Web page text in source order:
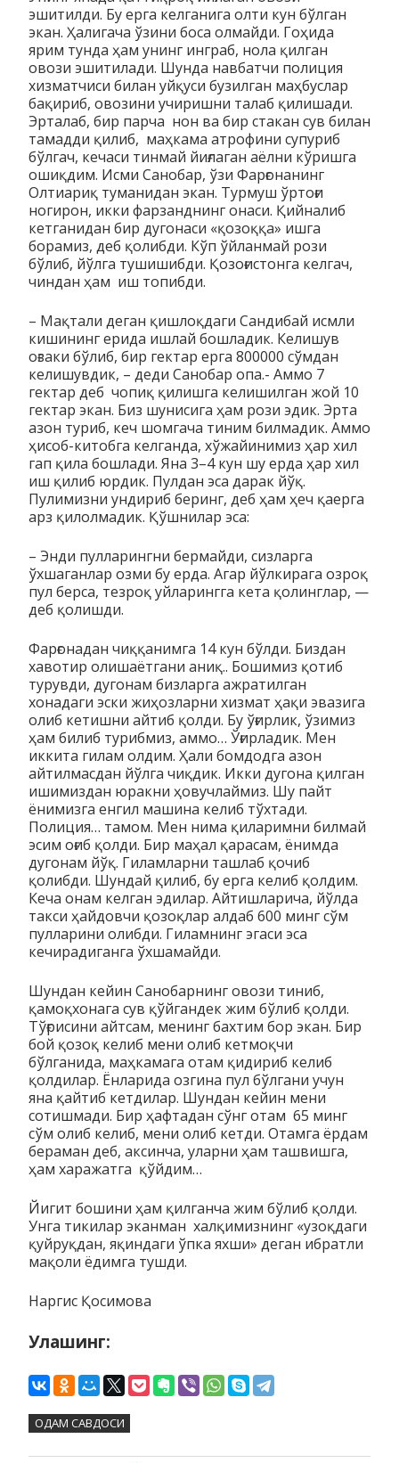
эшитилди. Бу ерга келганига олти кун бўлган
экан. Ҳалигача ўзини боса олмайди. Гоҳида
ярим тунда ҳам унинг инграб, нола қилган
овози эшитилади. Шунда навбатчи полиция
хизматчиси билан уйқуси бузилган маҳбуслар
бақириб, овозини учиришни талаб қилишади.
Эрталаб, бир парча нон ва бир стакан сув билан
тамадди қилиб, маҳкама атрофини супуриб
бўлгач, кечаси тинмай йиғлаган аёлни кўришга
ошиқдим. Исми Санобар, ўзи Фарғонанинг
Олтиариқ туманидан экан. Турмуш ўртоғи
ногирон, икки фарзанднинг онаси. Қийналиб
кетганидан бир дугонаси «қо­зоққа» ишга
борамиз, деб қолибди. Кўп ўйланмай рози
бўлиб, йўлга тушишибди. Қозоғистонга келгач,
чиндан ҳам иш топибди.
– Мақтали деган қишлоқдаги Сандибай исмли
кишининг ерида ишлай бошладик. Ке­лишув
оғзаки бўлиб, бир гектар ерга 800000 сўмдан
келишувдик, – деди Санобар опа.- Аммо 7
гектар деб чопиқ қилишга келишилган жой 10
гектар экан. Биз шунисига ҳам рози эдик. Эрта
азон туриб, кеч шомгача тиним билмадик. Аммо
ҳисоб-китобга келганда, хўжайи­нимиз ҳар хил
гап қила бошлади. Яна 3–4 кун шу ерда ҳар хил
иш қилиб юрдик. Пулдан эса дарак йўқ.
Пулимизни ундириб беринг, деб ҳам ҳеч қаерга
арз қилолмадик. Қўшнилар эса:
– Энди пулларингни бермайди, сизларга
ўхшаганлар озми бу ерда. Агар йўлкирага озроқ
пул берса, тезроқ уйларингга кета қолинглар, —
деб қолишди.
Фарғонадан чиққанимга 14 кун бўлди. Биздан
хавотир олишаётгани аниқ.. Бошимиз қотиб
турувди, дугонам бизларга ажратилган
хонадаги эски жиҳозларни хизмат ҳақи эвазига
олиб кетишни айтиб қолди. Бу ўғирлик, ўзимиз
ҳам билиб турибмиз, аммо… Ўғирладик. Мен
иккита гилам олдим. Ҳали бомдодга азон
айтилмасдан йўлга чиқдик. Икки дугона қилган
ишимиздан юракни ҳовучлаймиз. Шу пайт
ёнимизга енгил машина келиб тўхтади.
Полиция… тамом. Мен нима қиларимни билмай
эсим оғиб қолди. Бир маҳал қарасам, ёнимда
дугонам йўқ. Гиламларни ташлаб қочиб
қолибди. Шундай қилиб, бу ерга келиб қолдим.
Кеча онам келган эдилар. Айтишларича, йўлда
такси ҳайдовчи қозоқлар алдаб 600 минг сўм
пулларини олибди. Гиламнинг эгаси эса
кечирадиганга ўхшамайди.
Шундан кейин Санобарнинг овози тиниб,
қамоқхонага сув қўйгандек жим бўлиб қолди.
Тўғрисини айтсам, менинг бахтим бор экан. Бир
бой қозоқ келиб мени олиб кет­моқчи
бўлганида, маҳкамага отам қидириб келиб
қолдилар. Ёнларида озгина пул бўлгани учун
яна қайтиб кетдилар. Шундан кейин мени
сотишмади. Бир ҳафтадан сўнг отам 65 минг
сўм олиб келиб, мени олиб кетди. Отамга ёрдам
бераман деб, аксинча, уларни ҳам ташвишга,
ҳам харажатга қўйдим…
Йигит бошини ҳам қилганча жим бўлиб қолди.
Унга тикилар эканман халқимизнинг «узоқдаги
қуйруқдан, яқиндаги ўпка яхши» деган ибратли
мақоли ёдимга тушди.
Наргис Қосимова
Улашинг:
ОДАМ САВДОСИ